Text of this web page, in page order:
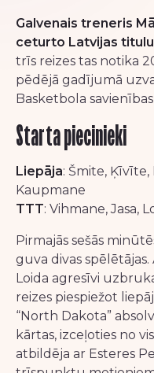
Galvenais treneris
ceturto Latvijas
trīs reizes tas notika
pēdējā gadījumā
Basketbola
Starta piecinieki
Liepāja: Šmite,
Kaupmane
TTT: Vihmane, Jasa,
Pirmajās sešās
guva divas
Loida agresīvi
reizes piespiežot
“North Dakota”
kārtas, izceļoties no
atbildēja ar Esteres